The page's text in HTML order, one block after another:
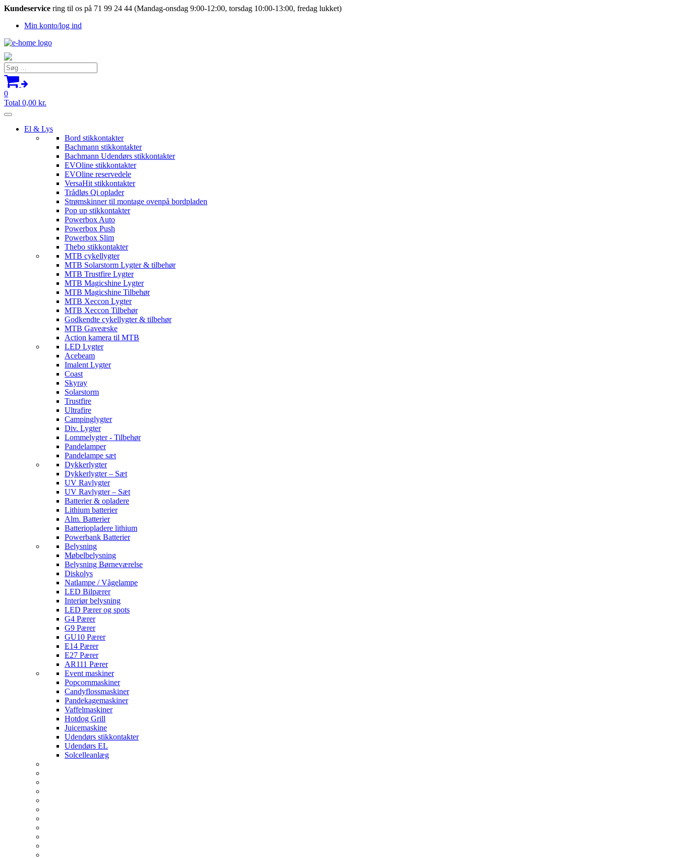
Kundeservice ring til os på 71 99 24 44 (Mandag-onsdag 9:00-12:00, torsdag 10:00-13:00, fredag lukket)
Min konto/log ind
Søg
efter:
0
Total 0,00 kr.
El & Lys
Bord stikkontakter
Bachmann stikkontakter
Bachmann Udendørs stikkontakter
EVOline stikkontakter
EVOline reservedele
VersaHit stikkontakter
Trådløs Qi oplader
Strømskinner til montage ovenpå bordpladen
Pop up stikkontakter
Powerbox Auto
Powerbox Push
Powerbox Slim
Thebo stikkontakter
MTB cykellygter
MTB Solarstorm Lygter & tilbehør
MTB Trustfire Lygter
MTB Magicshine Lygter
MTB Magicshine Tilbehør
MTB Xeccon Lygter
MTB Xeccon Tilbehør
Godkendte cykellygter & tilbehør
MTB Gaveæske
Action kamera til MTB
LED Lygter
Acebeam
Imalent Lygter
Coast
Skyray
Solarstorm
Trustfire
Ultrafire
Campinglygter
Div. Lygter
Lommelygter - Tilbehør
Pandelamper
Pandelampe sæt
Dykkerlygter
Dykkerlygter – Sæt
UV Ravlygter
UV Ravlygter – Sæt
Batterier & opladere
Lithium batterier
Alm. Batterier
Batteriopladere lithium
Powerbank Batterier
Belysning
Møbelbelysning
Belysning Børneværelse
Diskolys
Natlampe / Vågelampe
LED Bilpærer
Interiør belysning
LED Pærer og spots
G4 Pærer
G9 Pærer
GU10 Pærer
E14 Pærer
E27 Pærer
AR111 Pærer
Event maskiner
Popcornmaskiner
Candyflossmaskiner
Pandekagemaskiner
Vaffelmaskiner
Hotdog Grill
Juicemaskine
Udendørs stikkontakter
Udendørs EL
Solcelleanlæg